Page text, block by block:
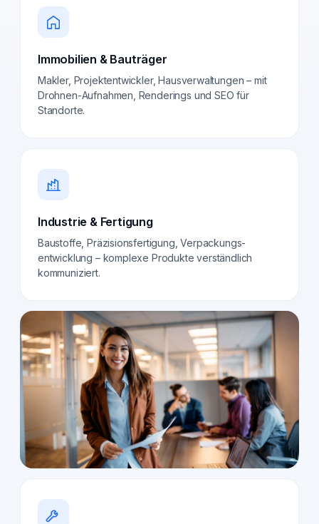
Immobilien & Bauträger
Makler, Projektentwickler, Hausverwaltungen – mit
Drohnen-Aufnahmen, Renderings und SEO für
Standorte.
Industrie & Fertigung
Baustoffe, Präzisionsfertigung, Verpackungs­
entwicklung – komplexe Produkte verständlich
kommuniziert.